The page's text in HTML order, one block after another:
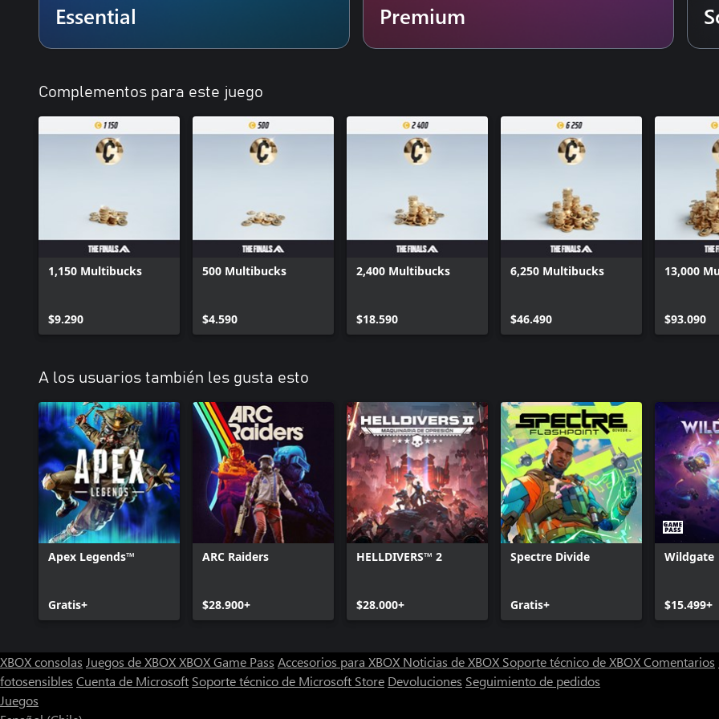
Essential Premium
Complementos para este juego
1,150 Multibucks
$9.290
500 Multibucks
$4.590
2,400 Multibucks
$18.590
6,250 Multibucks
$46.490
13,000
$93.090
A los usuarios también les gusta esto
Apex Legends™
Gratis+
ARC Raiders
$28.900+
HELLDIVERS™ 2
$28.000+
Spectre Divide
Gratis+
Wildgate
$15.499+
XBOX consolas Juegos de XBOXXBOX Game Pass Accesorios para XBOX Noticias de XBOX Soporte técnico de XBOXComentarios
fotosensibles Cuenta de Microsoft Soporte técnico de Microsoft Store Devoluciones Seguimiento de pedidos
Juegos